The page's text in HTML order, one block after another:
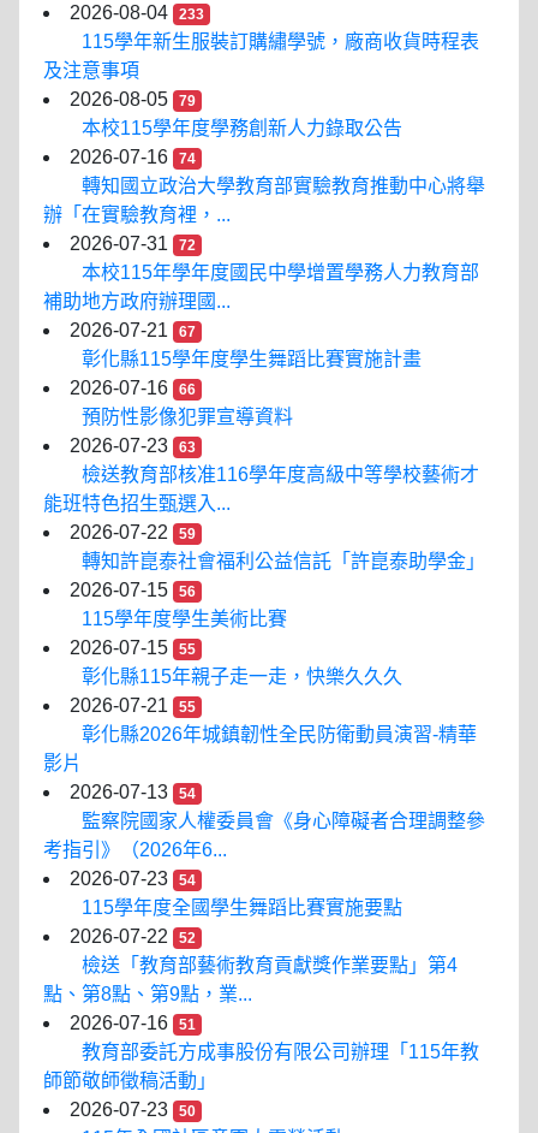
2026-08-04
233
115學年新生服裝訂購繡學號，廠商收貨時程表
及注意事項
2026-08-05
79
本校115學年度學務創新人力錄取公告
2026-07-16
74
轉知國立政治大學教育部實驗教育推動中心將舉
辦「在實驗教育裡，...
2026-07-31
72
本校115年學年度國民中學增置學務人力教育部
補助地方政府辦理國...
2026-07-21
67
彰化縣115學年度學生舞蹈比賽實施計畫
2026-07-16
66
預防性影像犯罪宣導資料
2026-07-23
63
檢送教育部核准116學年度高級中等學校藝術才
能班特色招生甄選入...
2026-07-22
59
轉知許崑泰社會福利公益信託「許崑泰助學金」
2026-07-15
56
115學年度學生美術比賽
2026-07-15
55
彰化縣115年親子走一走，快樂久久久
2026-07-21
55
彰化縣2026年城鎮韌性全民防衛動員演習-精華
影片
2026-07-13
54
監察院國家人權委員會《身心障礙者合理調整參
考指引》（2026年6...
2026-07-23
54
115學年度全國學生舞蹈比賽實施要點
2026-07-22
52
檢送「教育部藝術教育貢獻獎作業要點」第4
點、第8點、第9點，業...
2026-07-16
51
教育部委託方成事股份有限公司辦理「115年教
師節敬師徵稿活動」
2026-07-23
50